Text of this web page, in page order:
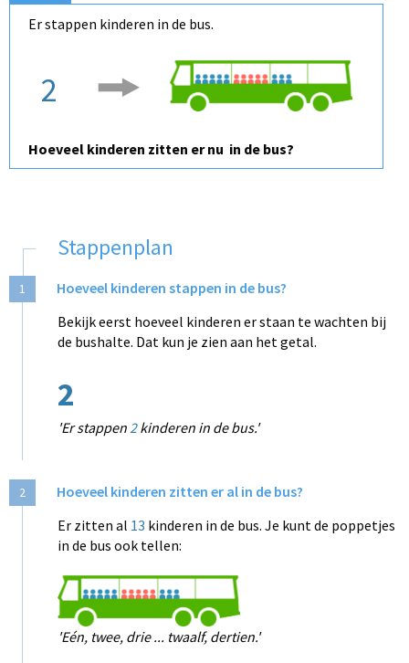
Er stappen kinderen in de bus.
2
Hoeveel kinderen zitten er nu in de bus?
Stappenplan
1
Hoeveel kinderen stappen in de bus?
Bekijk eerst hoeveel kinderen er staan te wachten bij
de bushalte. Dat kun je zien aan het getal.
2
'Er stappen2kinderen in de bus.'
2
Hoeveel kinderen zitten er al in de bus?
Er zitten al 13 kinderen in de bus. Je kunt de poppetjes
in de bus ook tellen:
'Eén, twee, drie ... twaalf, dertien.'